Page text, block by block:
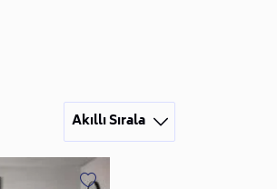
Akıllı Sırala